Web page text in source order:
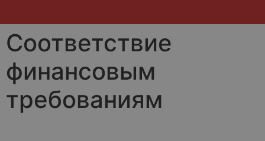
Соответствие
финансовым
требованиям